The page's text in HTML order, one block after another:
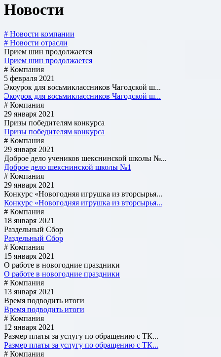
Новости
# Новости компании
# Новости отрасли
Прием шин продолжается
Прием шин продолжается
# Компания
5 февраля 2021
Экоурок для восьмиклассников Чагодской ш...
Экоурок для восьмиклассников Чагодской ш...
# Компания
29 января 2021
Призы победителям конкурса
Призы победителям конкурса
# Компания
29 января 2021
Доброе дело учеников шекснинской школы №...
Доброе дело шекснинской школы №1
# Компания
29 января 2021
Конкурс «Новогодняя игрушка из вторсырья...
Конкурс «Новогодняя игрушка из вторсырья...
# Компания
18 января 2021
Раздельный Сбор
Раздельный Сбор
# Компания
15 января 2021
О работе в новогодние праздники
О работе в новогодние праздники
# Компания
13 января 2021
Время подводить итоги
Время подводить итоги
# Компания
12 января 2021
Размер платы за услугу по обращению с ТК...
Размер платы за услугу по обращению с ТК...
# Компания